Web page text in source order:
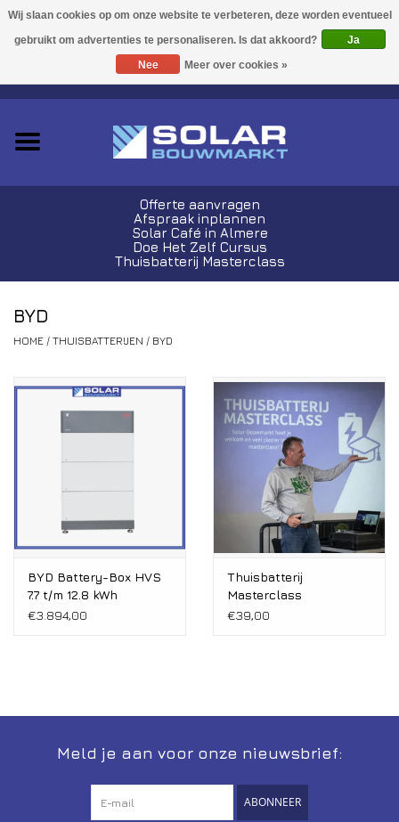
0 Artikelen - €0,00
Acties!
Kabels en Stekkers
Tips van de Expert
0% BTW tarief
Offerte aanvragen
Afspraak inplannen
Solar Café in Almere
Doe Het Zelf Cursus
Thuisbatterij Masterclass
BYD
HOME / THUISBATTERIJEN / BYD
BYD Battery-Box HVS
7.7 t/m 12.8 kWh
complete set
€3.894,00
Thuisbatterij
Masterclass
€39,00
Meld je aan voor onze nieuwsbrief:
ABONNEER
Ja
Nee
Meer over cookies »